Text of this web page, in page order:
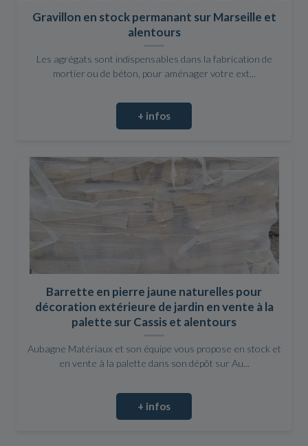
Gravillon en stock permanant sur Marseille et
alentours
Les agrégats sont indispensables dans la fabrication de
mortier ou de béton, pour aménager votre ext...
+ infos
Barrette en pierre jaune naturelles pour
décoration extérieure de jardin en vente à la
palette sur Cassis et alentours
Aubagne Matériaux et son équipe vous propose en stock et
en vente à la palette dans son dépôt sur Au...
+ infos